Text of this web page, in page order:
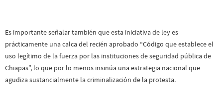
Es importante señalar también que esta iniciativa de ley es
prácticamente una calca del recién aprobado “Código que establece el
uso legítimo de la fuerza por las instituciones de seguridad pública de
Chiapas”, lo que por lo menos insinúa una estrategia nacional que
agudiza sustancialmente la criminalización de la protesta.